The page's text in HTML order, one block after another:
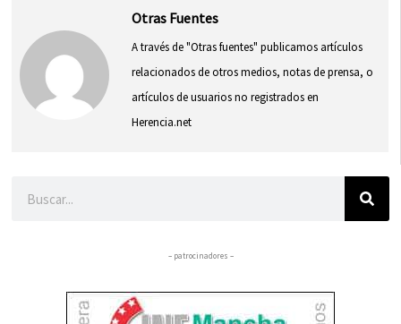
Otras Fuentes
A través de "Otras fuentes" publicamos artículos
relacionados de otros medios, notas de prensa, o
artículos de usuarios no registrados en
Herencia.net
– patrocinadores –